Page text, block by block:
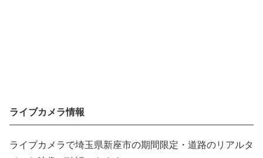
ライブカメラ情報
ライブカメラで埼玉県新座市の期間限定・道路のリアルタ